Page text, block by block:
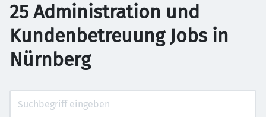
25 Administration und
Kundenbetreuung Jobs in
Nürnberg